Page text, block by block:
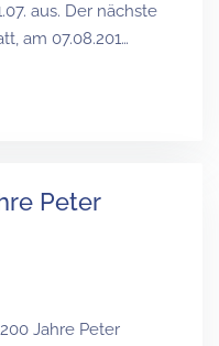
aus. Der nächste
am 07.08.201…
Peter
Jahre Peter